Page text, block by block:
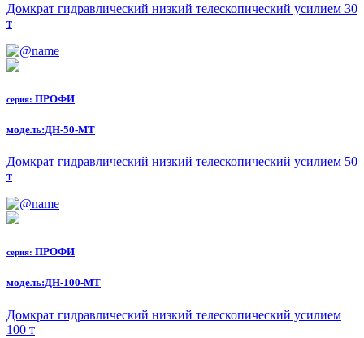
Домкрат гидравлический низкий телескопический усилием 30
т
серия: ПРОФИ
модель:ДН-50-МТ
Домкрат гидравлический низкий телескопический усилием 50
т
серия: ПРОФИ
модель:ДН-100-МТ
Домкрат гидравлический низкий телескопический усилием
100 т